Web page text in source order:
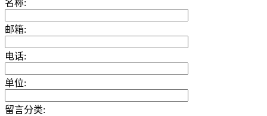
名称:
邮箱:
电话:
单位:
留言分类: